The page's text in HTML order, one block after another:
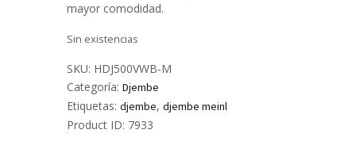
mayor comodidad.
Sin existencias
SKU: HDJ500VWB-M
Categoría: Djembe
Etiquetas: djembe, djembe meinl
Product ID: 7933